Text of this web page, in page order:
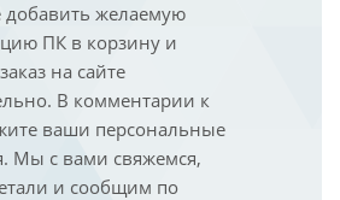
желаемую
ПК в корзину и
на сайте
В комментарии к
ваши персональные
Мы с вами свяжемся,
и сообщим по